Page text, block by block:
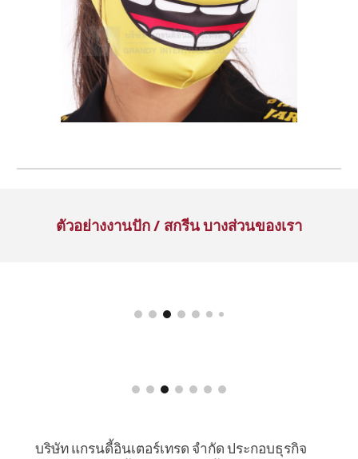
ตัวอย่างงานปัก / สกรีน บางส่วนของเรา
บริษัท แกรนดี้อินเตอร์เทรด จำกัด ประกอบธุรกิจ